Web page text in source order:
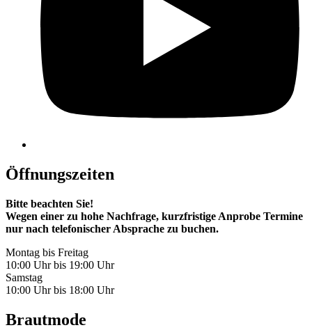
Öffnungszeiten
Bitte beachten Sie!
Wegen einer zu hohe Nachfrage, kurzfristige Anprobe Termine
nur nach telefonischer Absprache zu buchen.
Montag bis Freitag
10:00 Uhr bis 19:00 Uhr
Samstag
10:00 Uhr bis 18:00 Uhr
Brautmode